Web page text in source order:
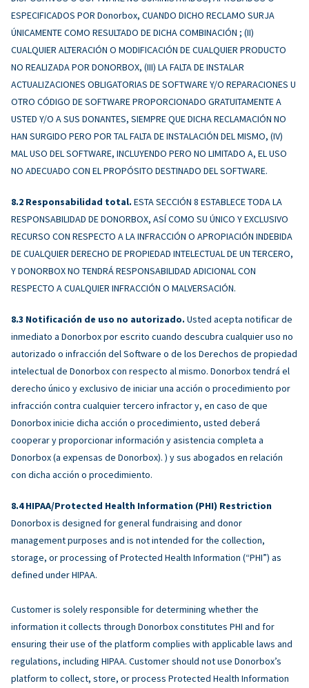
ESPECIFICADOS POR Donorbox, CUANDO DICHO RECLAMO SURJA
ÚNICAMENTE COMO RESULTADO DE DICHA COMBINACIÓN ; (II)
CUALQUIER ALTERACIÓN O MODIFICACIÓN DE CUALQUIER PRODUCTO
NO REALIZADA POR DONORBOX, (III) LA FALTA DE INSTALAR
ACTUALIZACIONES OBLIGATORIAS DE SOFTWARE Y/O REPARACIONES U
OTRO CÓDIGO DE SOFTWARE PROPORCIONADO GRATUITAMENTE A
USTED Y/O A SUS DONANTES, SIEMPRE QUE DICHA RECLAMACIÓN NO
HAN SURGIDO PERO POR TAL FALTA DE INSTALACIÓN DEL MISMO, (IV)
MAL USO DEL SOFTWARE, INCLUYENDO PERO NO LIMITADO A, EL USO
NO ADECUADO CON EL PROPÓSITO DESTINADO DEL SOFTWARE.
Responsabilidad total. ESTA SECCIÓN 8 ESTABLECE TODA LA
RESPONSABILIDAD DE DONORBOX, ASÍ COMO SU ÚNICO Y EXCLUSIVO
RECURSO CON RESPECTO A LA INFRACCIÓN O APROPIACIÓN INDEBIDA
DE CUALQUIER DERECHO DE PROPIEDAD INTELECTUAL DE UN TERCERO,
Y DONORBOX NO TENDRÁ RESPONSABILIDAD ADICIONAL CON
RESPECTO A CUALQUIER INFRACCIÓN O MALVERSACIÓN.
Notificación de uso no autorizado. Usted acepta notificar de
inmediato a Donorbox por escrito cuando descubra cualquier uso no
autorizado o infracción del Software o de los Derechos de propiedad
intelectual de Donorbox con respecto al mismo. Donorbox tendrá el
derecho único y exclusivo de iniciar una acción o procedimiento por
infracción contra cualquier tercero infractor y, en caso de que
Donorbox inicie dicha acción o procedimiento, usted deberá
cooperar y proporcionar información y asistencia completa a
Donorbox (a expensas de Donorbox). ) y sus abogados en relación
con dicha acción o procedimiento.
HIPAA/Protected Health Information (PHI) Restriction
Donorbox is designed for general fundraising and donor
management purposes and is not intended for the collection,
storage, or processing of Protected Health Information (“PHI”) as
defined under HIPAA.
Customer is solely responsible for determining whether the
information it collects through Donorbox constitutes PHI and for
ensuring their use of the platform complies with applicable laws and
regulations, including HIPAA. Customer should not use Donorbox’s
platform to collect, store, or process Protected Health Information